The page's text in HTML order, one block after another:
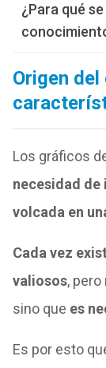
¿Para qué
Origen
Los gráficos
necesidad
volcada en
Cada vez
valiosos,
sino que es
Es por esto